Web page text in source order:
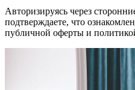
Авторизируясь через
подтверждаете, что
публичной оферты и